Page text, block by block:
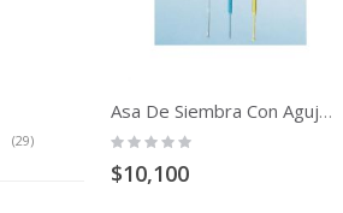
Asa De Siembra Con Aguja Ps Y-Estériliz.
Rating:
$10,100
29producto